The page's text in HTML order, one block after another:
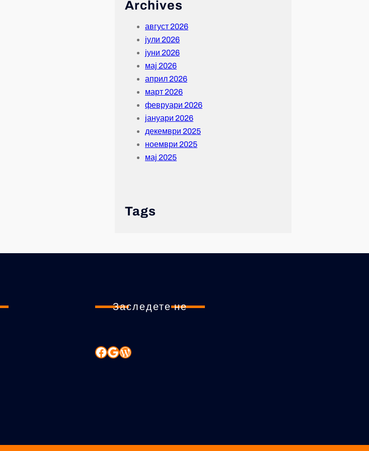
Archives
август 2026
јули 2026
јуни 2026
мај 2026
април 2026
март 2026
февруари 2026
јануари 2026
декември 2025
ноември 2025
мај 2025
Tags
Заследете не